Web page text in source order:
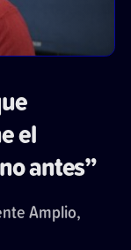
el
antes”
Amplio,